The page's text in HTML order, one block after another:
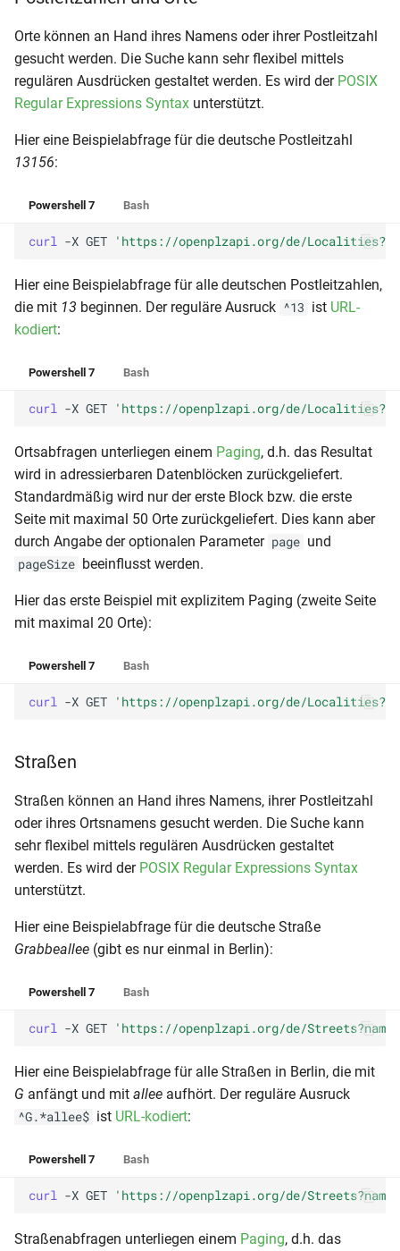
Orte können an Hand ihres Namens oder ihrer Postleitzahl
gesucht werden. Die Suche kann sehr flexibel mittels
regulären Ausdrücken gestaltet werden. Es wird der POSIX
Regular Expressions Syntax unterstützt.
Hier eine Beispielabfrage für die deutsche Postleitzahl
13156:
Powershell 7 Bash
curl -X GET 'https://openplzapi.org/de/
Hier eine Beispielabfrage für alle deutschen Postleitzahlen,
die mit 13 beginnen. Der reguläre Ausruck ^13 ist URL-
kodiert:
Powershell 7 Bash
curl -X GET 'https://openplzapi.org/de/
Ortsabfragen unterliegen einem Paging, d.h. das Resultat
wird in adressierbaren Datenblöcken zurückgeliefert.
Standardmäßig wird nur der erste Block bzw. die erste
Seite mit maximal 50 Orte zurückgeliefert. Dies kann aber
durch Angabe der optionalen Parameter page und
pageSize beeinflusst werden.
Hier das erste Beispiel mit explizitem Paging (zweite Seite
mit maximal 20 Orte):
Powershell 7 Bash
curl -X GET 'https://openplzapi.org/de/
Straßen
Straßen können an Hand ihres Namens, ihrer Postleitzahl
oder ihres Ortsnamens gesucht werden. Die Suche kann
sehr flexibel mittels regulären Ausdrücken gestaltet
werden. Es wird der POSIX Regular Expressions Syntax
unterstützt.
Hier eine Beispielabfrage für die deutsche Straße
Grabbeallee (gibt es nur einmal in Berlin):
Powershell 7 Bash
curl -X GET 'https://openplzapi.org/de/
Hier eine Beispielabfrage für alle Straßen in Berlin, die mit
G anfängt und mit allee aufhört. Der reguläre Ausruck
^G.*allee$ ist URL-kodiert:
Powershell 7 Bash
curl -X GET 'https://openplzapi.org/de/
Straßenabfragen unterliegen einem Paging, d.h. das